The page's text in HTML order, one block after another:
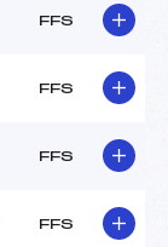
FFS
FFS
FFS
FFS